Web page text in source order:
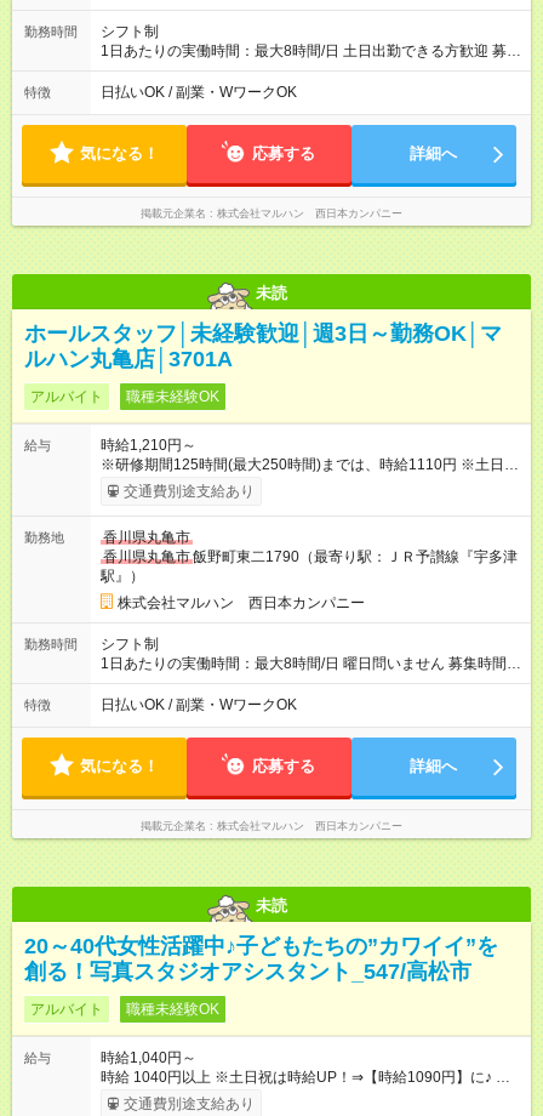
勤務時間
シフト制
1日あたりの実働時間：最大8時間/日 土日出勤できる方歓迎 募集
時間帯：8:00-17:00/15:30-24:30 詳しくは下記お問い合わせ電話
番号へご連絡ください。 0120-314-508(9時～20時土日祝も受
特徴 日払いOK / 副業・WワークOK
気になる！ 応募する 詳細へ
掲載元企業名 株式会社マルハン 西日本カンパニー
未読
ホールスタッフ│未経験歓迎│週3日～勤務OK│マ
ルハン丸亀店│3701A
アルバイト 職種未経験OK
給与
時給1,210円～
※研修期間125時間(最大250時間)までは、時給1110円 ※土日祝
交通費別途支給あり
勤務地
香川県丸亀市
香川県丸亀市飯野町東二1790（最寄り駅：ＪＲ予讃線『宇多津
駅』）
株式会社マルハン 西日本カンパニー
勤務時間
シフト制
1日あたりの実働時間：最大8時間/日 曜日問いません 募集時間
帯：8:00-17:00/15:30-24:30 詳しくは下記お問い合わせ電話番号
へご連絡ください。 0120-314-508(9時～20時土日祝も受付) 1
特徴 日払いOK / 副業・WワークOK
気になる！ 応募する 詳細へ
掲載元企業名 株式会社マルハン 西日本カンパニー
未読
20～40代女性活躍中♪子どもたちの”カワイイ”を
創る！写真スタジオアシスタント_547/高松市
アルバイト 職種未経験OK
給与
時給1,040円～
時給 1040円以上 ※土日祝は時給UP！⇒【時給1090円】に♪ ※交
通費もしっかり支給（月30，000円まで） 【時給UPのチャンス
交通費別途支給あり